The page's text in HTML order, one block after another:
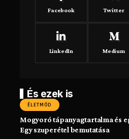
Facebook Twitter
LinkedIn Medium
És ezek is
ÉLETMÓD
Mogyoró tápanyagtartalma és
Egy szuperétel bemutatása